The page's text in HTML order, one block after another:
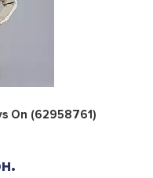
0
On (62958761)